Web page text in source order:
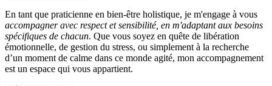
En tant que praticienne en bien-être holistique, je m'engage à vous
accompagner avec respect et sensibilité, en m'adaptant aux besoins
spécifiques de chacun. Que vous soyez en quête de libération
émotionnelle, de gestion du stress, ou simplement à la recherche
d’un moment de calme dans ce monde agité, mon accompagnement
est un espace qui vous appartient.